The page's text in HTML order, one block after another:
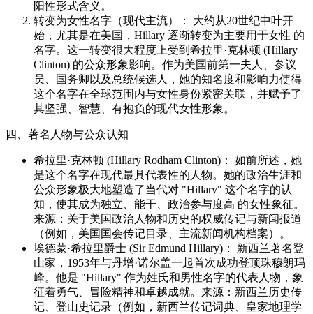
阳性形式含义。
转变为女性名字（现代主流）： 大约从20世纪中叶开
始，尤其是在美国，Hillary 逐渐转变为主要用于女性 的
名字。这一转变很大程度上受到希拉里·克林顿 (Hillary
Clinton) 的公众形象影响。作为美国前第一夫人、参议
员、国务卿以及总统候选人，她的知名度和影响力使得
这个名字在全球范围内与女性身份紧密关联，并赋予了
其坚强、智慧、有抱负的现代女性形象。
四、著名人物与公众认知
希拉里·克林顿 (Hillary Rodham Clinton)： 如前所述，她
是这个名字在现代最具代表性的人物。她的政治生涯和
公众形象极大地塑造了当代对 "Hillary" 这个名字的认
知，使其成为独立、能干、政治参与度高 的女性象征。
来源：关于美国政治人物和历史的权威传记与新闻报道
（例如，美国国会传记目录、主流新闻机构档案）。
埃德蒙·希拉里爵士 (Sir Edmund Hillary)： 新西兰著名登
山家，1953年与丹增·诺尔盖一起首次成功登顶珠穆朗玛
峰。他是 "Hillary" 作为姓氏和男性名字的代表人物，象
征着勇气、冒险精神和卓越成就。来源：新西兰历史传
记、登山史记录（例如，新西兰传记词典、皇家地理学